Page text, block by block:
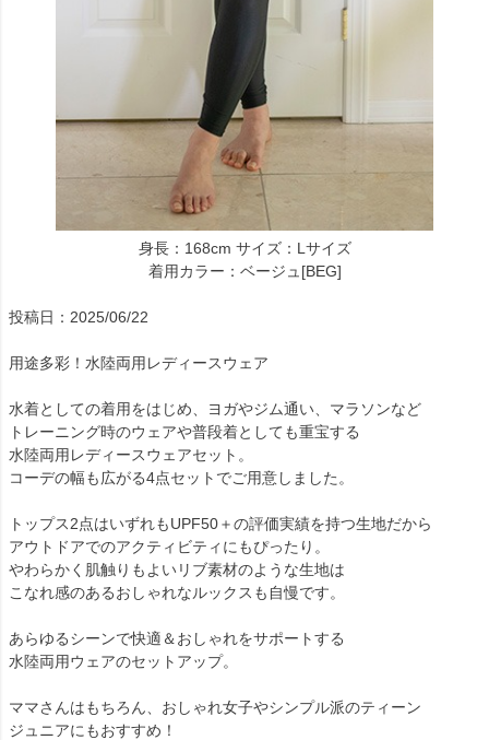
身長：168cm サイズ：Lサイズ
着用カラー：ベージュ[BEG]
投稿日：2025/06/22
用途多彩！水陸両用レディースウェア
水着としての着用をはじめ、ヨガやジム通い、マラソンなど
トレーニング時のウェアや普段着としても重宝する
水陸両用レディースウェアセット。
コーデの幅も広がる4点セットでご用意しました。
トップス2点はいずれもUPF50＋の評価実績を持つ生地だから
アウトドアでのアクティビティにもぴったり。
やわらかく肌触りもよいリブ素材のような生地は
こなれ感のあるおしゃれなルックスも自慢です。
あらゆるシーンで快適＆おしゃれをサポートする
水陸両用ウェアのセットアップ。
ママさんはもちろん、おしゃれ女子やシンプル派のティーン
ジュニアにもおすすめ！